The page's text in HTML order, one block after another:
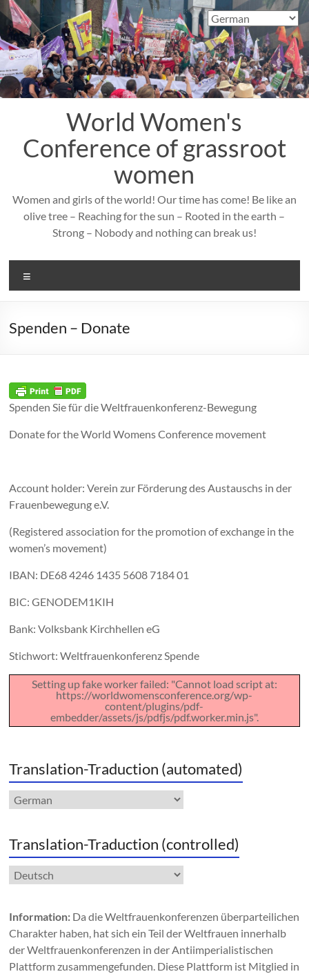
Zum
Inhalt
springen
World Women's
Conference of grassroot
women
Women and girls of the world! Our time has come! Be like an
olive tree – Reaching for the sun – Rooted in the earth –
Strong – Nobody and nothing can break us!
Spenden – Donate
Spenden Sie für die Weltfrauenkonferenz-Bewegung
Donate for the World Womens Conference movement
Account holder: Verein zur Förderung des Austauschs in der
Frauenbewegung e.V.
(Registered association for the promotion of exchange in the
women’s movement)
IBAN: DE68 4246 1435 5608 7184 01
BIC: GENODEM1KIH
Bank: Volksbank Kirchhellen eG
Stichwort: Weltfrauenkonferenz Spende
Setting up fake worker failed: "Cannot load script at:
https://worldwomensconference.org/wp-
content/plugins/pdf-
embedder/assets/js/pdfjs/pdf.worker.min.js".
Translation-Traduction (automated)
Translation-Traduction (controlled)
Sprache
auswählen
Information: Da die Weltfrauenkonferenzen überparteilichen
Charakter haben, hat sich ein Teil der Weltfrauen innerhalb
der Weltfrauenkonferenzen in der Antiimperialistischen
Plattform zusammengefunden. Diese Plattform ist Mitglied in